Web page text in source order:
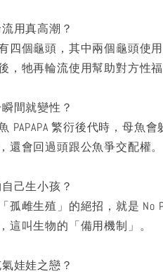
用真高潮？
四個龜頭，其中兩個龜頭使
，牠再輪流使用幫助對方性
間就變性？
PAPAPA 繁衍後代時，母魚
還會回過頭跟公魚爭交配權。
己生小孩？
孤雌生殖」的絕招，就是 No
這叫生物的「備用機制」。
娃娃之戀？